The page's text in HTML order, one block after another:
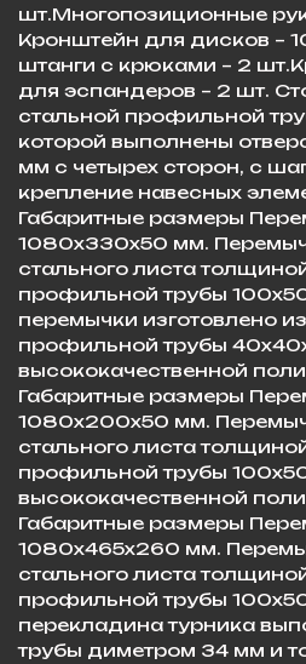
шт.Многопозиционные
Кронштейн для дисков –
штанги с крюками – 2
для эспандеров – 2 шт.
стальной профильной
которой выполнены
мм с четырех сторон, с
крепление навесных
Габаритные размеры
1080х330х50 мм.
стального листа
профильной трубы
перемычки изготовлено
профильной трубы
высококачественной
Габаритные размеры
1080х200х50 мм.
стального листа
профильной трубы
высококачественной
Габаритные размеры
1080х465х260 мм.
стального листа
профильной трубы
перекладина турника
трубы диметром 34 мм и